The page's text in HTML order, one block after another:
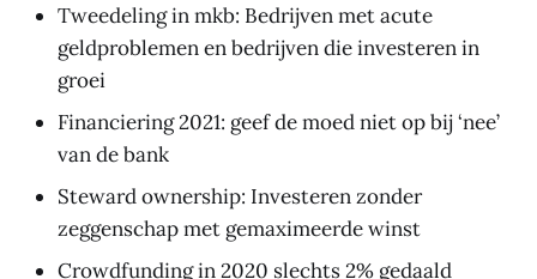
Tweedeling in mkb: Bedrijven met acute
geldproblemen en bedrijven die investeren in
groei
Financiering 2021: geef de moed niet op bij ‘nee’
van de bank
Steward ownership: Investeren zonder
zeggenschap met gemaximeerde winst
Crowdfunding in 2020 slechts 2% gedaald